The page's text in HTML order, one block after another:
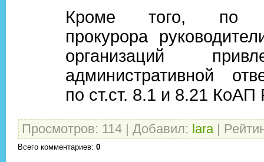
Кроме того, по
прокурора
организаций
административной
по ст.ст. 8.1 и 8.21
Просмотров: 114 Добавил: lara
Всего комментариев: 0